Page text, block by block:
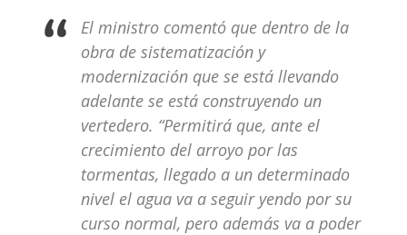
El ministro comentó que dentro de la
obra de sistematización y
modernización que se está llevando
adelante se está construyendo un
vertedero. “Permitirá que, ante el
crecimiento del arroyo por las
tormentas, llegado a un determinado
nivel el agua va a seguir yendo por su
curso normal, pero además va a poder